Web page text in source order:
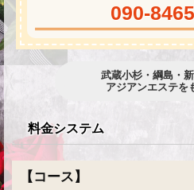
090-
武蔵小杉・綱島・
アジアンエステを
料金システム
【コース】